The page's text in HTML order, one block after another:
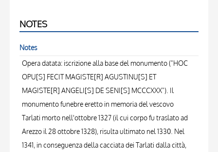
NOTES
Notes
Opera datata: iscrizione alla base del monumento ("HOC
OPU[S] FECIT MAGISTE[R] AGUSTINU[S] ET
MAGISTE[R] ANGELI[S] DE SENI[S] MCCCXXX"). Il
monumento funebre eretto in memoria del vescovo
Tarlati morto nell'ottobre 1327 (il cui corpo fu traslato ad
Arezzo il 28 ottobre 1328), risulta ultimato nel 1330. Nel
1341, in conseguenza della cacciata dei Tarlati dalla città,